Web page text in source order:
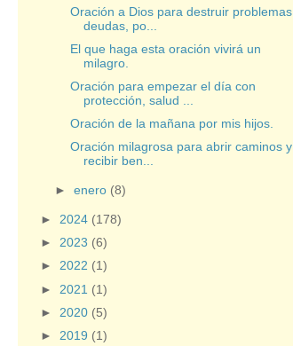
Oración a Dios para destruir problemas,
deudas, po...
El que haga esta oración vivirá un
milagro.
Oración para empezar el día con
protección, salud ...
Oración de la mañana por mis hijos.
Oración milagrosa para abrir caminos y
recibir ben...
►enero (8)
► 2024 (178)
► 2023 (6)
► 2022 (1)
► 2021 (1)
► 2020 (5)
► 2019 (1)